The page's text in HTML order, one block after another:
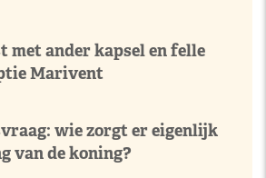
met ander kapsel en felle
Marivent
wie zorgt er eigenlijk
van de koning?